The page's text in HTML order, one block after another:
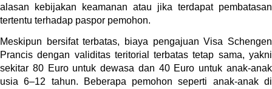
alasan kebijakan keamanan atau jika terdapat pembatasan
tertentu terhadap paspor pemohon.
Meskipun bersifat terbatas, biaya pengajuan Visa Schengen
Prancis dengan validitas teritorial terbatas tetap sama, yakni
sekitar 80 Euro untuk dewasa dan 40 Euro untuk anak-anak
usia 6–12 tahun. Beberapa pemohon seperti anak-anak di